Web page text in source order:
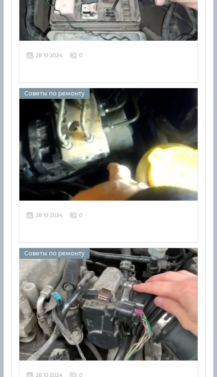
28 10 2024 0
Советы по ремонту
28 10 2024 0
Советы по ремонту
28 10 2024 0